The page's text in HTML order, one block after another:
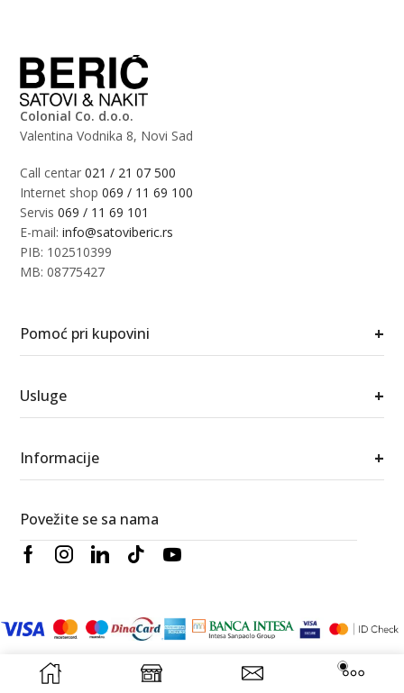
Colonial Co. d.o.o.
Valentina Vodnika 8, Novi Sad
Call centar021 / 21 07 500
Internet shop069 / 11 69 100
Servis069 / 11 69 101
E-mail:info@satoviberic.rs
PIB: 102510399
MB: 08775427
Pomoć pri kupovini +
Usluge +
Informacije +
Povežite se sa nama
© 2026 Berić satovi i nakit. Sva prava zadržana. RedWood